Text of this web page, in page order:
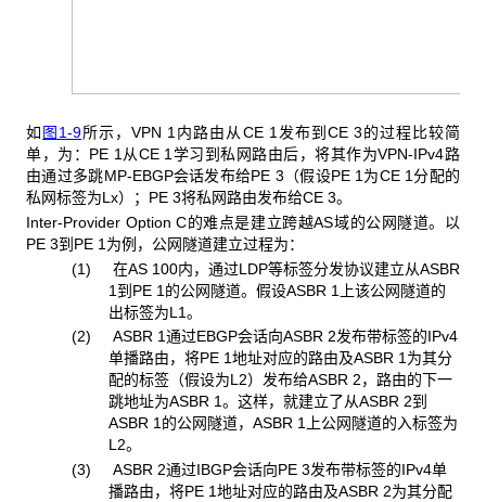
如 图1-9所示，VPN 1内路由从CE 1发布到CE 3的过程比较简
单，为：PE 1从CE 1学习到私网路由后，将其作为VPN-IPv4路
由通过多跳MP-EBGP会话发布给PE 3（假设PE 1为CE 1分配的
私网标签为Lx）；PE 3将私网路由发布给CE 3。
Inter-Provider Option C的难点是建立跨越AS域的公网隧道。以
PE 3到PE 1为例，公网隧道建立过程为：
(1) 在AS 100内，通过LDP等标签分发协议建立从ASBR
1到PE 1的公网隧道。假设ASBR 1上该公网隧道的
出标签为L1。
(2) ASBR 1通过EBGP会话向ASBR 2发布带标签的IPv4
单播路由，将PE 1地址对应的路由及ASBR 1为其分
配的标签（假设为L2）发布给ASBR 2，路由的下一
跳地址为ASBR 1。这样，就建立了从ASBR 2到
ASBR 1的公网隧道，ASBR 1上公网隧道的入标签为
L2。
(3) ASBR 2通过IBGP会话向PE 3发布带标签的IPv4单
播路由，将PE 1地址对应的路由及ASBR 2为其分配